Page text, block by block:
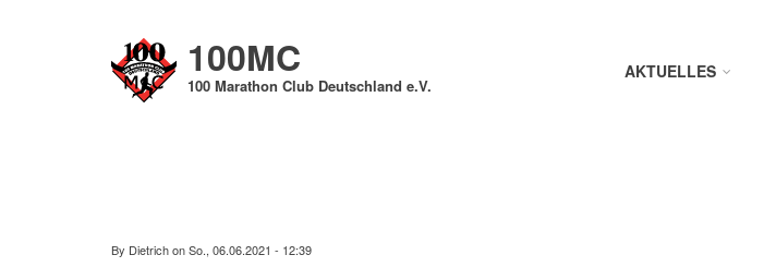
100MC
100 Marathon Club Deutschland e.V.
AKTUELLES
By DietrichonSo., 06.06.2021 - 12:39